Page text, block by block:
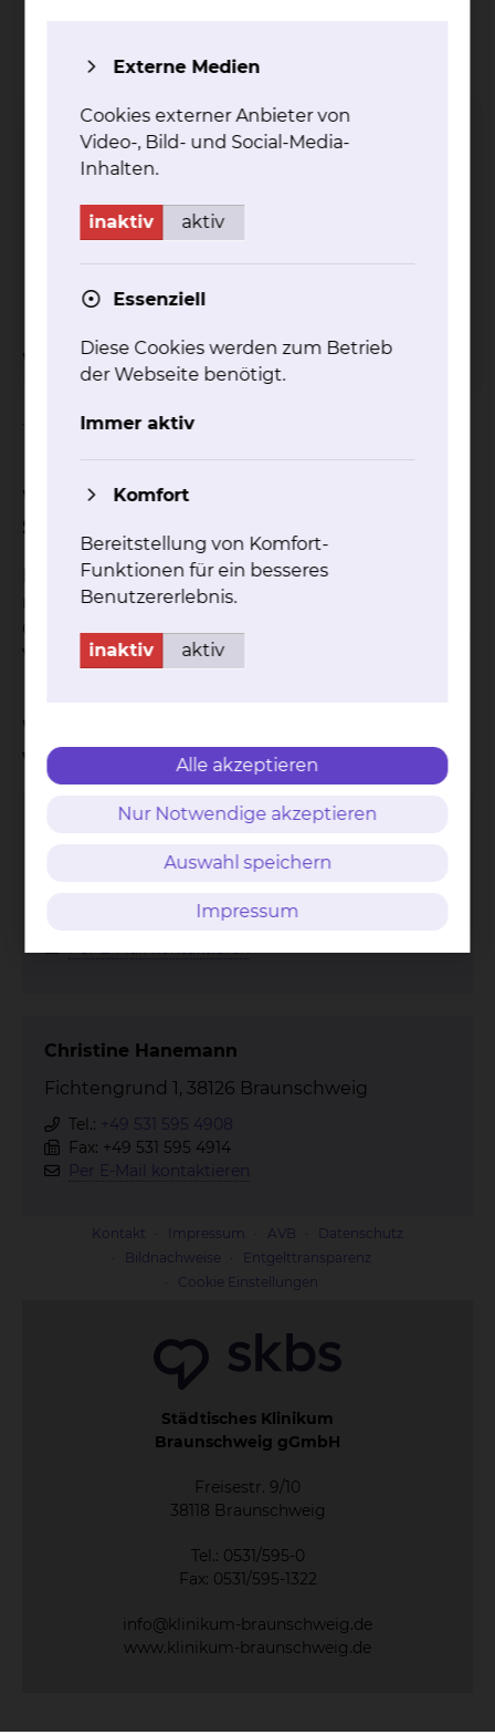
einer zweiten Meinung
Kinder und Jugendliche mit
hämatologischen Erkrankungen
Kinder und Jugendliche mit onkologischen
Krankheitsbildern und Systemerkrankungen
Kinder und Jugendliche mit angeborenen
Stoffwechselkrankheiten
Konsilirauntersuchungen bei
nephrologischen Krankheistbildern
Wann findet die Sprechstunde statt?
Termin nur nach Vereinbarung.
Welche Unterlagen sind zur
Sprechstunde mitzubringen?
Benötigt wird ein Überweisungsschein von einem
niedergelassenen Kinderarzt bzw. Hausarzt an den
Chefarzt, zusätzlich Krankenversichertenkarte, ggf.
Vorbefunde.
Wo kann ich einen Termin
vereinbaren?
Caren Grewe-Meironke
Fichtengrund 1, 38126 Braunschweig
+49 531 595 4909
Fax: +49 531 595 4914
Per E-Mail kontaktieren
Christine Hanemann
Fichtengrund 1, 38126 Braunschweig
Tel.: +49 531 595 4908
Fax: +49 531 595 4914
Per E-Mail kontaktieren
Kontakt Impressum AVB
Datenschutz
Bildnachweise
Entgelttransparenz
Cookie Einstellungen
Städtisches Klinikum
Braunschweig gGmbH
Freisestr. 9/10
38118 Braunschweig
Tel.: 0531/595-0
Fax: 0531/595-1322
info@klinikum-braunschweig.de
www.klinikum-braunschweig.de
Externe Medien
Cookies externer Anbieter von
Video-, Bild- und Social-Media-
Inhalten.
inaktiv aktiv
Essenziell
Diese Cookies werden zum Betrieb
der Webseite benötigt.
Immer aktiv
Komfort
Bereitstellung von Komfort-
Funktionen für ein besseres
Benutzererlebnis.
inaktiv aktiv
Alle akzeptieren
Nur Notwendige akzeptieren
Auswahl speichern
Impressum